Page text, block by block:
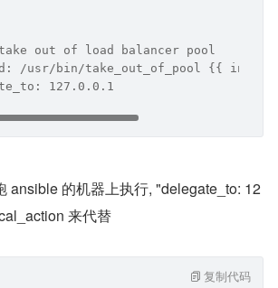
out of load balancer pool
/usr/bin/take_out_of_pool {{
127.0.0.1
ansible 的机器上执行, "delegate_to: 12
来代替
复制代码